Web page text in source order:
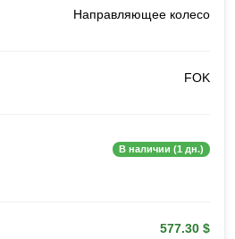
Направляющее колесо
FOK
В наличии (1 дн.)
577.30 $